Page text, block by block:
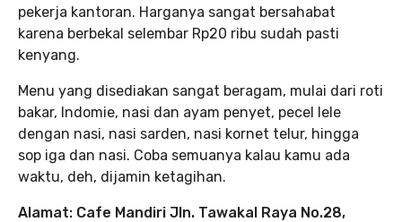
pekerja kantoran. Harganya sangat bersahabat
karena berbekal selembar Rp20 ribu sudah pasti
kenyang.
Menu yang disediakan sangat beragam, mulai dari roti
bakar, Indomie, nasi dan ayam penyet, pecel lele
dengan nasi, nasi sarden, nasi kornet telur, hingga
sop iga dan nasi. Coba semuanya kalau kamu ada
waktu, deh, dijamin ketagihan.
Alamat: Cafe Mandiri Jln. Tawakal Raya No.28,